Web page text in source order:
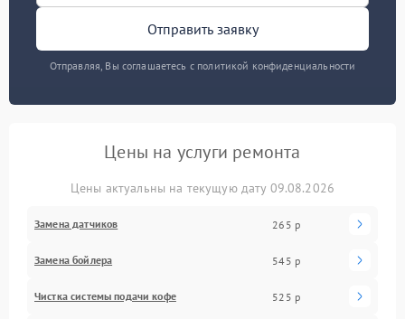
Отправить заявку
Отправляя, Вы соглашаетесь с политикой конфиденциальности
Цены на услуги ремонта
Цены актуальны на текущую дату 09.08.2026
Замена датчиков 265 р
Замена бойлера 545 р
Чистка системы подачи кофе 525 р